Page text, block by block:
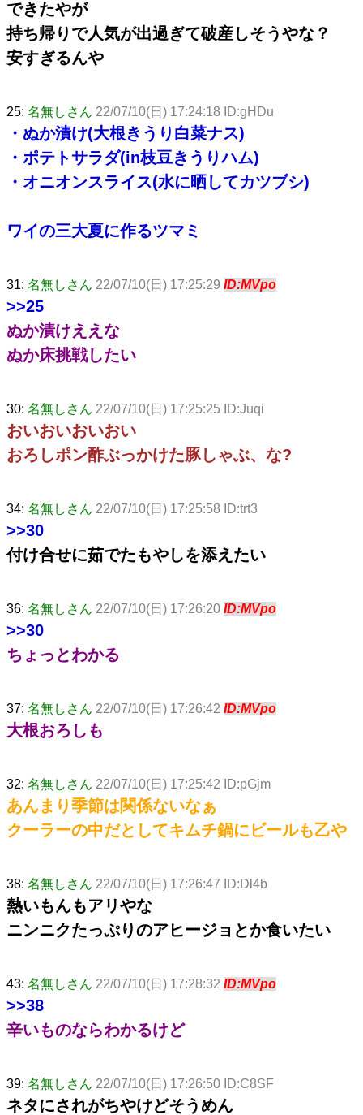
できたやが
持ち帰りで人気が出過ぎて破産しそうやな？
安すぎるんや
25: 名無しさん 22/07/10(日) 17:24:18 ID:gHDu
・ぬか漬け(大根きうり白菜ナス)
・ポテトサラダ(in枝豆きうりハム)
・オニオンスライス(水に晒してカツブシ)
ワイの三大夏に作るツマミ
31: 名無しさん 22/07/10(日) 17:25:29 ID:MVpo
>>25
ぬか漬けええな
ぬか床挑戦したい
30: 名無しさん 22/07/10(日) 17:25:25 ID:Juqi
おいおいおいおい
おろしポン酢ぶっかけた豚しゃぶ、な?
34: 名無しさん 22/07/10(日) 17:25:58 ID:trt3
>>30
付け合せに茹でたもやしを添えたい
36: 名無しさん 22/07/10(日) 17:26:20 ID:MVpo
>>30
ちょっとわかる
37: 名無しさん 22/07/10(日) 17:26:42 ID:MVpo
大根おろしも
32: 名無しさん 22/07/10(日) 17:25:42 ID:pGjm
あんまり季節は関係ないなぁ
クーラーの中だとしてキムチ鍋にビールも乙や
38: 名無しさん 22/07/10(日) 17:26:47 ID:Dl4b
熱いもんもアリやな
ニンニクたっぷりのアヒージョとか食いたい
43: 名無しさん 22/07/10(日) 17:28:32 ID:MVpo
>>38
辛いものならわかるけど
39: 名無しさん 22/07/10(日) 17:26:50 ID:C8SF
ネタにされがちやけどそうめん